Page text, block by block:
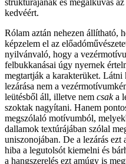
struktúrájának és megalkuvás
kedvéért.
Rólam aztán nehezen állítható,
képzelem el az
nyilvánvaló, hogy a
felbukkanásai úgy nyernek
megtartják a karakterüket.
lezárása nem a
leütésből áll, illetve nem csaka
szoktak nagyítani. Hanem
megszólaló motívumból,
dallamok textúrájában szólal
uniszonojában. De a lezárás ezt
hiba a legutolsót kiemelni és
a hangszerelés ezt amúgy is